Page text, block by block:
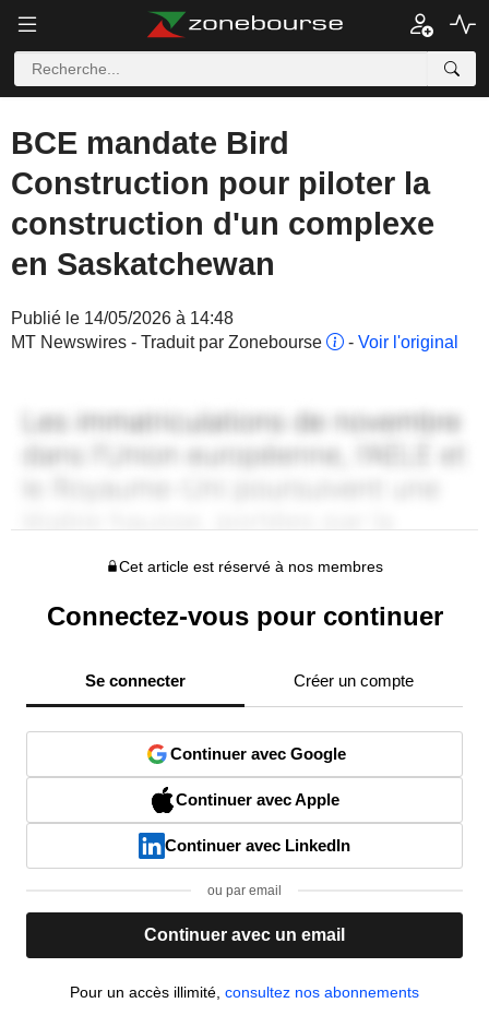
BCE mandate Bird
Construction pour piloter la
construction d'un complexe
en Saskatchewan
Publié le 14/05/2026 à 14:48
MT Newswires - Traduit par Zonebourse
- Voir l'original
Cet article est réservé à nos membres
Connectez-vous pour continuer
Se connecter Créer un compte
Continuer avec Google
Continuer avec Apple
Continuer avec LinkedIn
ou par email
Continuer avec un email
Pour un accès illimité, consultez nos abonnements